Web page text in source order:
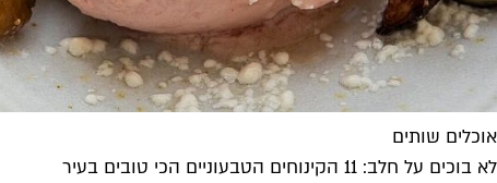
אוכלים שותים
לא בוכים על חלב: 11 הקינוחים הטבעוניים הכי טובים בעיר